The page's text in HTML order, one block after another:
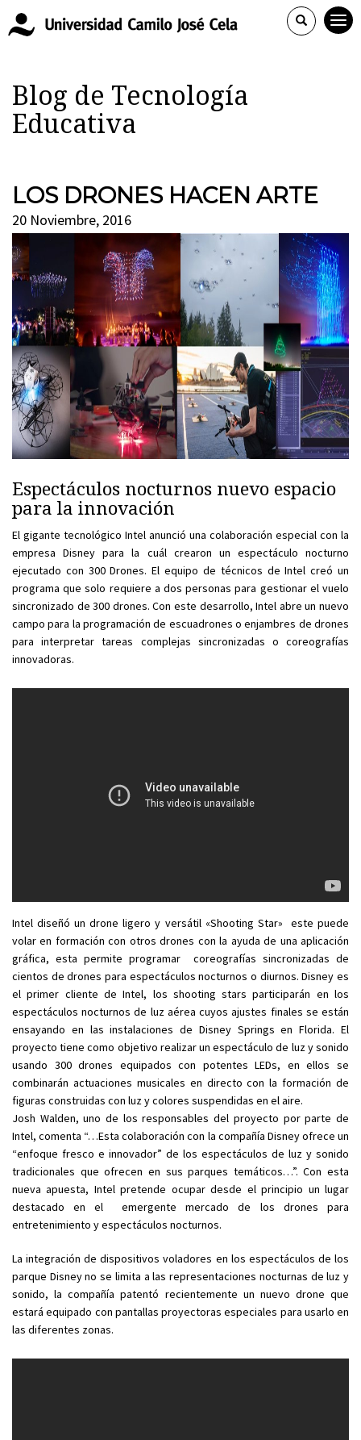
Blog de Tecnología
Educativa
LOS DRONES HACEN ARTE
20 Noviembre, 2016
Espectáculos nocturnos nuevo espacio
para la innovación
El gigante tecnológico Intel anunció una colaboración especial con la
empresa Disney para la cuál crearon un espectáculo nocturno
ejecutado con 300 Drones. El equipo de técnicos de Intel creó un
programa que solo requiere a dos personas para gestionar el vuelo
sincronizado de 300 drones. Con este desarrollo, Intel abre un nuevo
campo para la programación de escuadrones o enjambres de drones
para interpretar tareas complejas sincronizadas o coreografías
innovadoras.
Intel diseñó un drone ligero y versátil «Shooting Star» este puede
volar en formación con otros drones con la ayuda de una aplicación
gráfica, esta permite programar coreografías sincronizadas de
cientos de drones para espectáculos nocturnos o diurnos. Disney es
el primer cliente de Intel, los shooting stars participarán en los
espectáculos nocturnos de luz aérea cuyos ajustes finales se están
ensayando en las instalaciones de Disney Springs en Florida. El
proyecto tiene como objetivo realizar un espectáculo de luz y sonido
usando 300 drones equipados con potentes LEDs, en ellos se
combinarán actuaciones musicales en directo con la formación de
figuras construidas con luz y colores suspendidas en el aire.
Josh Walden, uno de los responsables del proyecto por parte de
Intel, comenta “…Esta colaboración con la compañía Disney ofrece un
“enfoque fresco e innovador” de los espectáculos de luz y sonido
tradicionales que ofrecen en sus parques temáticos…”. Con esta
nueva apuesta, Intel pretende ocupar desde el principio un lugar
destacado en el emergente mercado de los drones para
entretenimiento y espectáculos nocturnos.
La integración de dispositivos voladores en los espectáculos de los
parque Disney no se limita a las representaciones nocturnas de luz y
sonido, la compañía patentó recientemente un nuevo drone que
estará equipado con pantallas proyectoras especiales para usarlo en
las diferentes zonas.